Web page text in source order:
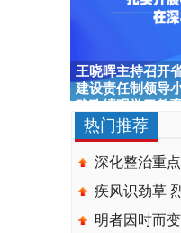
热门推荐
深化整治重
疾风识劲草
明者因时而